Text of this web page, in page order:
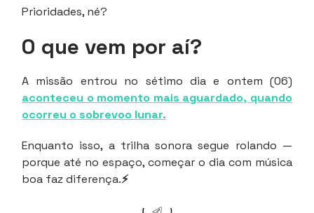
Prioridades, né?
O que vem por aí?
A missão entrou no sétimo dia e ontem (06)
aconteceu o momento mais aguardado, quando
ocorreu o sobrevoo lunar.
Enquanto isso, a trilha sonora segue rolando —
porque até no espaço, começar o dia com música
boa faz diferença.⚡